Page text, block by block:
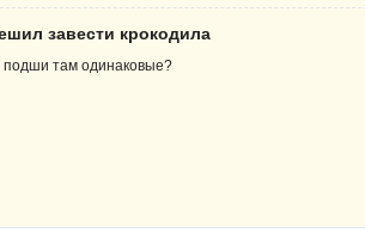
завести крокодила
подши там одинаковые?